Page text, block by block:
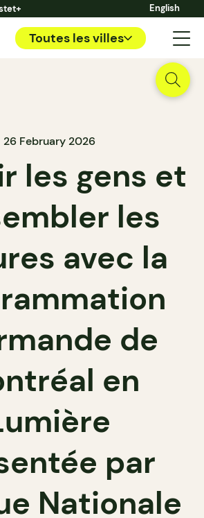
English
Toutes les villes
26 February 2026
les gens et
les
avec la
de
en
par
Nationale